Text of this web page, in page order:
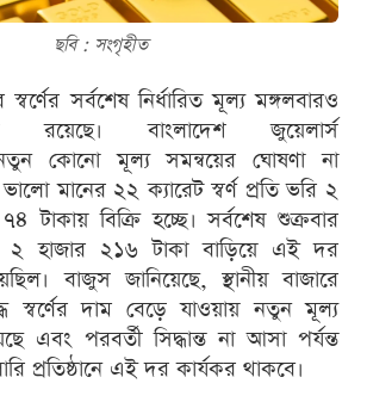
ছবি : সংগৃহীত
সর্বশেষ নির্ধারিত মূল্য মঙ্গলবারও
রয়েছে। বাংলাদেশ জুয়েলার্স
কোনো মূল্য সমন্বয়ের ঘোষণা না
মানের ২২ ক্যারেট স্বর্ণ প্রতি ভরি ২
টাকায় বিক্রি হচ্ছে। সর্বশেষ শুক্রবার
২ হাজার ২১৬ টাকা বাড়িয়ে এই দর
বাজুস জানিয়েছে, স্থানীয় বাজারে
স্বর্ণের দাম বেড়ে যাওয়ায় নতুন মূল্য
এবং পরবর্তী সিদ্ধান্ত না আসা পর্যন্ত
প্রতিষ্ঠানে এই দর কার্যকর থাকবে।